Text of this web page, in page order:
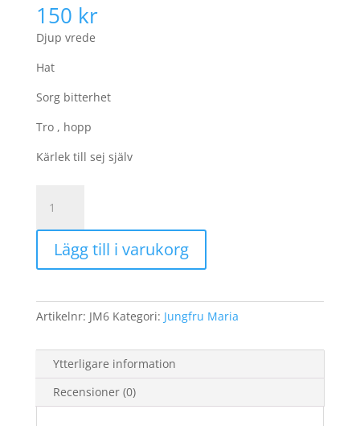
150 kr
Djup vrede
Hat
Sorg bitterhet
Tro , hopp
Kärlek till sej själv
Maria
nr:6
mängd
Lägg till i varukorg
Artikelnr: JM6 Kategori: Jungfru Maria
Ytterligare information
Recensioner (0)